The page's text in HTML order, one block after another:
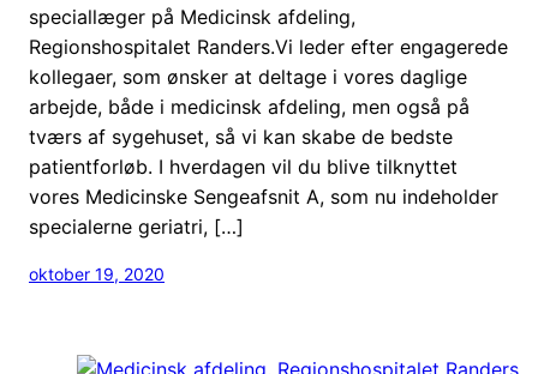
speciallæger på Medicinsk afdeling,
Regionshospitalet Randers.Vi leder efter engagerede
kollegaer, som ønsker at deltage i vores daglige
arbejde, både i medicinsk afdeling, men også på
tværs af sygehuset, så vi kan skabe de bedste
patientforløb. I hverdagen vil du blive tilknyttet
vores Medicinske Sengeafsnit A, som nu indeholder
specialerne geriatri, […]
oktober 19, 2020